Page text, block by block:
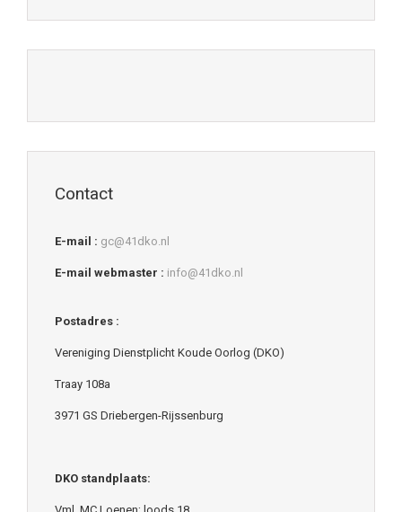
Contact
E-mail : gc@41dko.nl
E-mail webmaster : info@41dko.nl
Postadres :
Vereniging Dienstplicht Koude Oorlog (DKO)
Traay 108a
3971 GS Driebergen-Rijssenburg
DKO standplaats: